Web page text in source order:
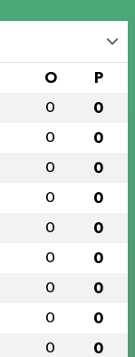
O P
0 0
0 0
0 0
0 0
0 0
0 0
0 0
0 0
0 0